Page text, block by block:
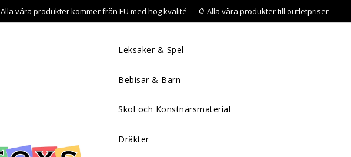
Alla våra produkter kommer från EU med hög kvalité Alla våra produkter till outletpriser
Leksaker & Spel
Bebisar & Barn
Skol och Konstnärsmaterial
Dräkter